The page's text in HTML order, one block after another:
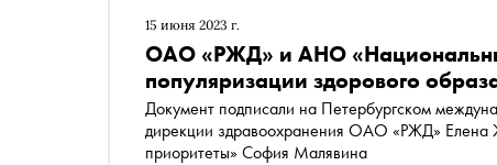
15 июня 2023 г.
ОАО «РЖД» и АНО
популяризации здорового
Документ подписали на Петербургском
дирекции здравоохранения ОАО «РЖД» Елена
приоритеты» София Малявина